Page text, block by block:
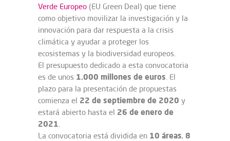
Verde Europeo (EU Green Deal) que tiene
como objetivo movilizar la investigación y la
innovación para dar respuesta a la crisis
climática y ayudar a proteger los
ecosistemas y la biodiversidad europeos.
El presupuesto dedicado a esta convocatoria
es de unos 1.000 millones de euros. El
plazo para la presentación de propuestas
comienza el 22 de septiembre de 2020 y
estará abierto hasta el 26 de enero de
2021.
La convocatoria está dividida en 10 áreas, 8